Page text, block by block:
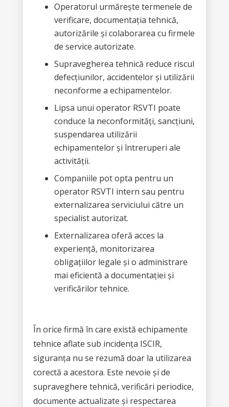
Operatorul urmărește termenele de
verificare, documentația tehnică,
autorizările și colaborarea cu firmele
de service autorizate.
Supravegherea tehnică reduce riscul
defecțiunilor, accidentelor și utilizării
neconforme a echipamentelor.
Lipsa unui operator RSVTI poate
conduce la neconformități, sancțiuni,
suspendarea utilizării
echipamentelor și întreruperi ale
activității.
Companiile pot opta pentru un
operator RSVTI intern sau pentru
externalizarea serviciului către un
specialist autorizat.
Externalizarea oferă acces la
experiență, monitorizarea
obligațiilor legale și o administrare
mai eficientă a documentației și
verificărilor tehnice.
În orice firmă în care există echipamente
tehnice aflate sub incidența ISCIR,
siguranța nu se rezumă doar la utilizarea
corectă a acestora. Este nevoie și de
supraveghere tehnică, verificări periodice,
documente actualizate și respectarea